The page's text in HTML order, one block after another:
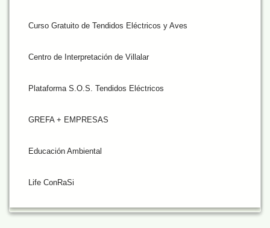
Curso Gratuito de Tendidos Eléctricos y Aves
Centro de Interpretación de Villalar
Plataforma S.O.S. Tendidos Eléctricos
GREFA + EMPRESAS
Educación Ambiental
Life ConRaSi